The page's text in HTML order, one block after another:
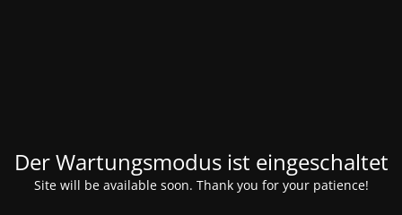
Der Wartungsmodus ist eingeschaltet
Site will be available soon. Thank you for your patience!